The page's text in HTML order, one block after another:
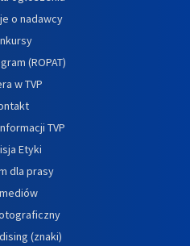
o nadawcy
(ROPAT)
w TVP
TVP
Etyki
dla prasy
(znaki)